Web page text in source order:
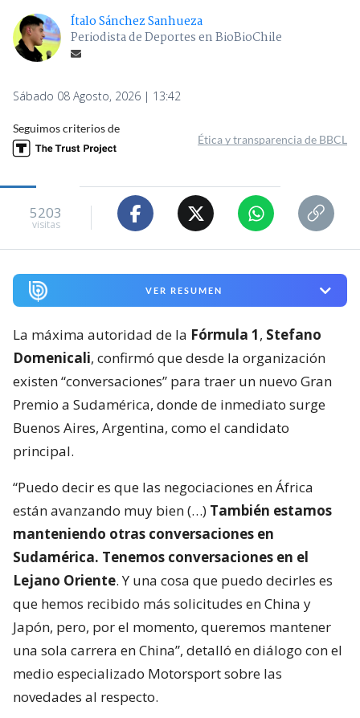
Ítalo Sánchez Sanhueza
Periodista de Deportes en BioBioChile
Sábado 08 Agosto, 2026 | 13:42
Seguimos criterios de
Ética y transparencia de BBCL
5203
visitas
VER RESUMEN
La máxima autoridad de la Fórmula 1, Stefano
Domenicali, confirmó que desde la organización
existen “conversaciones” para traer un nuevo Gran
Premio a Sudamérica, donde de inmediato surge
Buenos Aires, Argentina, como el candidato
principal.
“Puedo decir es que las negociaciones en África
están avanzando muy bien (…) También estamos
manteniendo otras conversaciones en
Sudamérica. Tenemos conversaciones en el
Lejano Oriente. Y una cosa que puedo decirles es
que hemos recibido más solicitudes en China y
Japón, pero, por el momento, queremos mantener
una sola carrera en China”, detalló en diálogo con el
medio especializado Motorsport sobre las
novedades al respecto.